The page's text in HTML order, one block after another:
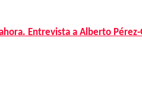
Entrevista a Alberto Pérez-